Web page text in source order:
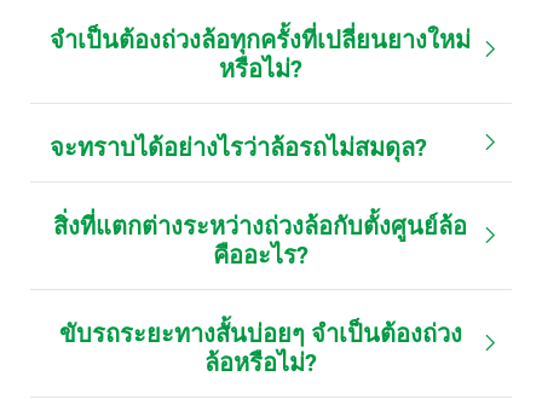
จำเป็นต้องถ่วงล้อทุกครั้งที่เปลี่ยนยางใหม่
หรือไม่?
จะทราบได้อย่างไรว่าล้อรถไม่สมดุล?
สิ่งที่แตกต่างระหว่างถ่วงล้อกับตั้งศูนย์ล้อ
คืออะไร?
ขับรถระยะทางสั้นบ่อยๆ จำเป็นต้องถ่วง
ล้อหรือไม่?